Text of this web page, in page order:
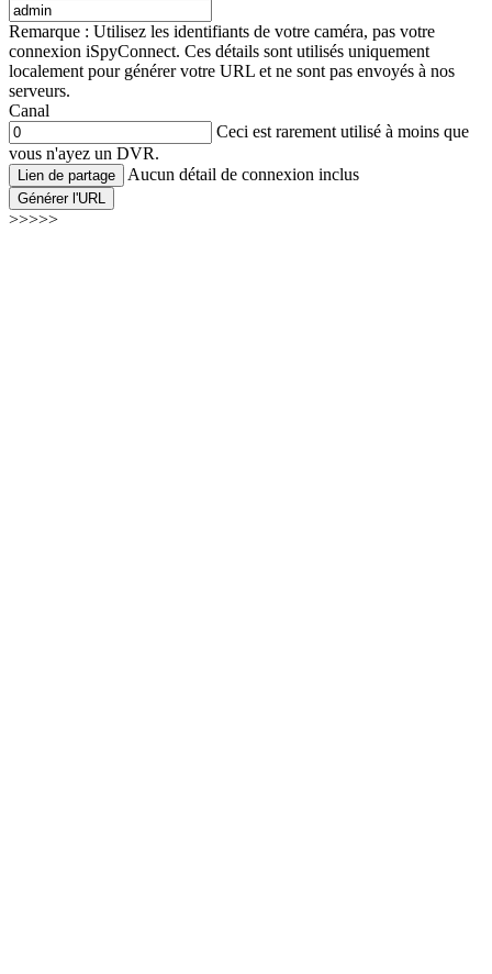
Remarque : Utilisez les identifiants de votre caméra, pas votre
connexion iSpyConnect. Ces détails sont utilisés uniquement
localement pour générer votre URL et ne sont pas envoyés à nos
serveurs.
Canal
Ceci est rarement utilisé à moins que
vous n'ayez un DVR.
Lien de partage Aucun détail de connexion inclus
Générer l'URL
>>>>>